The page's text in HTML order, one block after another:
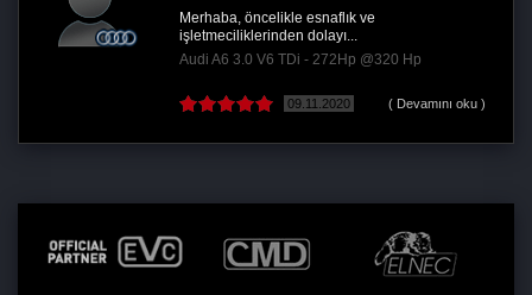
Merhaba, öncelikle esnaflık ve
işletmeciliklerinden dolayı...
Audi A6 3.0 V6 TDi - 272Hp @320 Hp
09.11.2020 ( Devamını oku )